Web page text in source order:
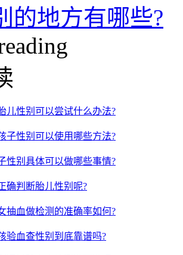
的地方有哪些?
儿性别可以尝试什么办法?
子性别可以使用哪些方法?
性别具体可以做哪些事情?
确判断胎儿性别呢?
抽血做检测的准确率如何?
验血查性别到底靠谱吗?